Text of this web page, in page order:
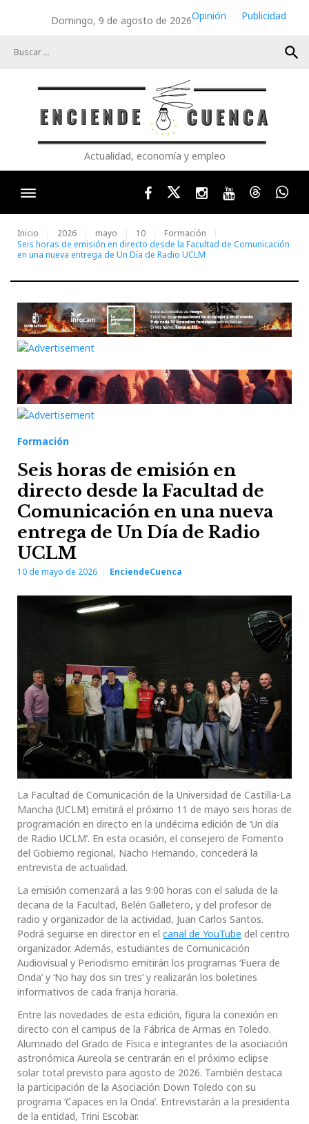
Domingo, 9 de agosto de 2026Opinión
Publicidad
search
Actualidad, economía y empleo
FacebookTwitterInstagram
YoutubeThreads
Inicio 2026 mayo 10
Formación
Seis horas de emisión en directo desde la Facultad de Comunicación
en una nueva entrega de Un Día de Radio UCLM
Formación
Seis horas de emisión en
directo desde la Facultad de
Comunicación en una nueva
entrega de Un Día de Radio
UCLM
10 de mayo de 2026 EnciendeCuenca
La Facultad de Comunicación de la Universidad de Castilla-La
Mancha (UCLM) emitirá el próximo 11 de mayo seis horas de
programación en directo en la undécima edición de ‘Un día
de Radio UCLM’. En esta ocasión, el consejero de Fomento
del Gobierno regional, Nacho Hernando, concederá la
entrevista de actualidad.
La emisión comenzará a las 9:00 horas con el saluda de la
decana de la Facultad, Belén Galletero, y del profesor de
radio y organizador de la actividad, Juan Carlos Santos.
Podrá seguirse en director en el canal de YouTube del centro
organizador. Además, estudiantes de Comunicación
Audiovisual y Periodismo emitirán los programas ‘Fuera de
Onda’ y ‘No hay dos sin tres’ y realizarán los boletines
informativos de cada franja horaria.
Entre las novedades de esta edición, figura la conexión en
directo con el campus de la Fábrica de Armas en Toledo.
Alumnado del Grado de Física e integrantes de la asociación
astronómica Aureola se centrarán en el próximo eclipse
solar total previsto para agosto de 2026. También destaca
la participación de la Asociación Down Toledo con su
programa ‘Capaces en la Onda’. Entrevistarán a la presidenta
de la entidad, Trini Escobar.